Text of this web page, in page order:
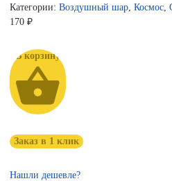
Категории: Воздушный шар Космос
170 ₽
Заказ в 1 клик
Нашли дешевле?